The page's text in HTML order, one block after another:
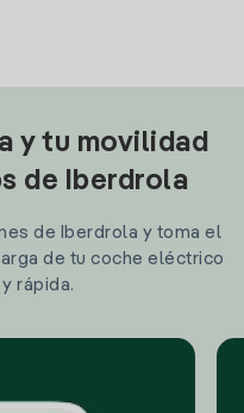
y tu movilidad
de Iberdrola
de Iberdrola y toma el
de tu coche eléctrico
rápida.